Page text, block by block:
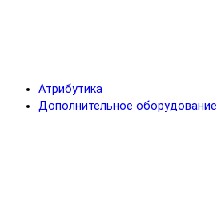
Атрибутика
Дополнительное оборудование